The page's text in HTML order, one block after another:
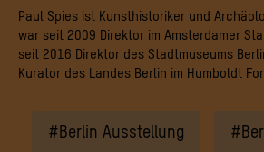
Paul Spies ist Kunsthistoriker und
war seit 2009 Direktor im Amsterdamer
seit 2016 Direktor des Stadtmuseums
Kurator des Landes Berlin im Humboldt
#Berlin Ausstellung